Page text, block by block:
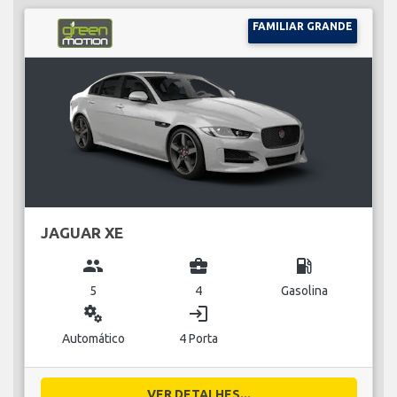
FAMILIAR GRANDE
JAGUAR XE
group
5
business_center
4
local_gas_station
Gasolina
miscellaneous_services
Automático
login
4 Porta
VER DETALHES...